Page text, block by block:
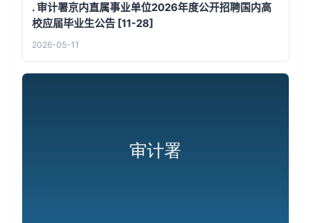
. 审计署京内直属事业单位2026年度公开招聘国内高
校应届毕业生公告 [11-28]
2026-05-11